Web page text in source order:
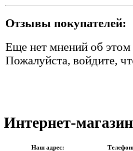
Отзывы покупателей:
Еще нет мнений об этом
Пожалуйста, войдите,
Интернет-магазин
Наш адрес: